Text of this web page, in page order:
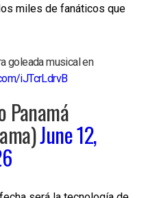
miles de fanáticos que
goleada musical en
iJTcrLdrvB
June 12,